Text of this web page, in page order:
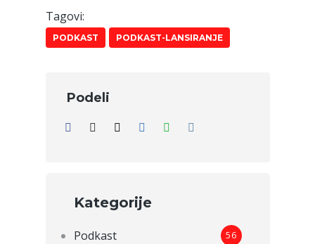
Tagovi:
PODKAST PODKAST-LANSIRANJE
Podeli
Kategorije
Podkast 56